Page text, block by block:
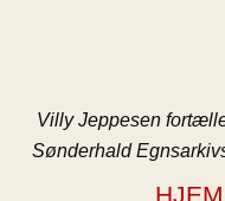
Villy Jeppesen
Sønderhald
HJEM